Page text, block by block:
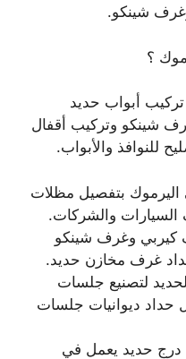
شينكو.
؟
أبواب حديد
شينكو وتركيب أقفال
للنوافذ والأبواب.
بتفصيل مظلات
السيارات والشركات.
وغرف شينكو
غرف مخازن حديد.
لتصنيع جلسات
حداد ديوانيات جلسات
درج حديد يعمل في